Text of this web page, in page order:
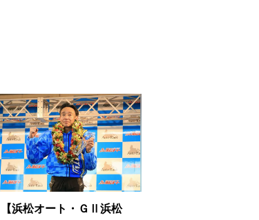
【浜松オート・ＧⅡ浜松